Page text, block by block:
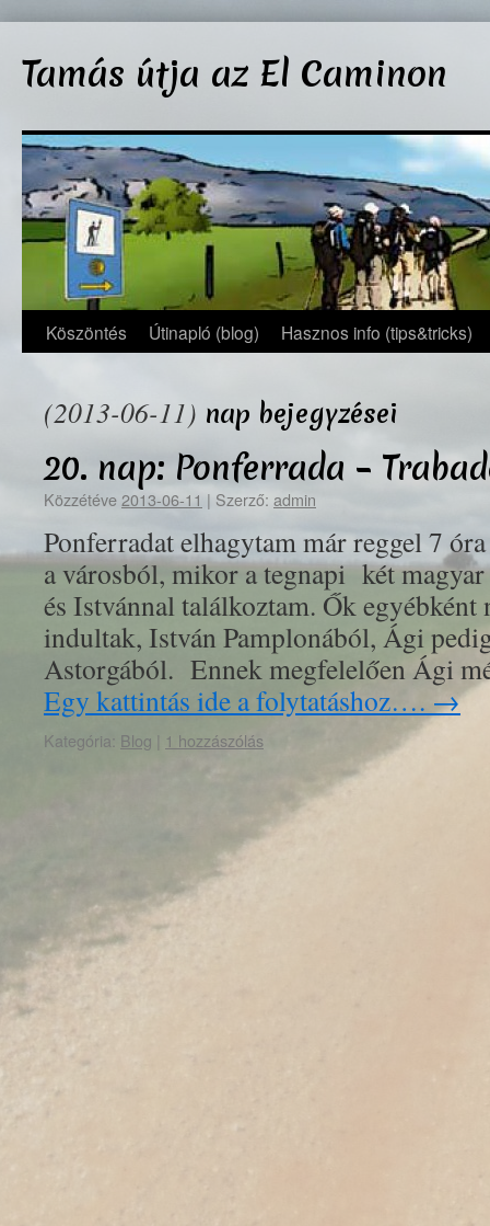
tartalomba
Tamás útja az El Caminon
Köszöntés Útinapló (blog) Hasznos info (tips&tricks)
(2013-06-11) nap bejegyzései
20. nap: Ponferrada –
Közzétéve2013-06-11 | Szerző: admin
Ponferradat elhagytam már reggel 7
a városból, mikor a tegnapi két
és Istvánnal találkoztam. Ők egyébként
indultak, István Pamplonából, Ági
Astorgából. Ennek megfelelően Ági
Egy kattintás ide a folytatáshoz…. →
Kategória: Blog 1 hozzászólás